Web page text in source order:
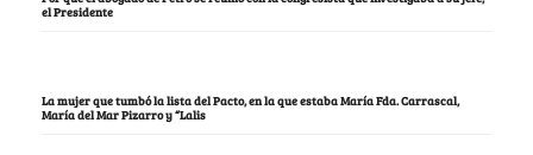
el Presidente
La mujer que tumbó la lista del Pacto, en la que estaba María Fda. Carrascal,
María del Mar Pizarro y “Lalis